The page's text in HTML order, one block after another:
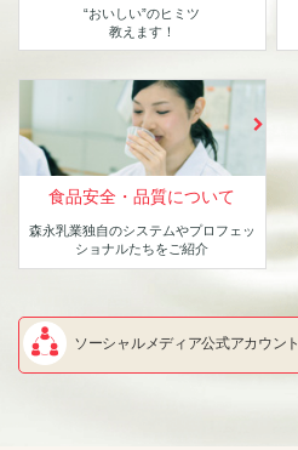
“おいしい”のヒミツ
教えます！
食品安全・品質について
森永乳業独自のシステムやプロフェッ
ショナルたちをご紹介
ソーシャルメディア公式アカウント